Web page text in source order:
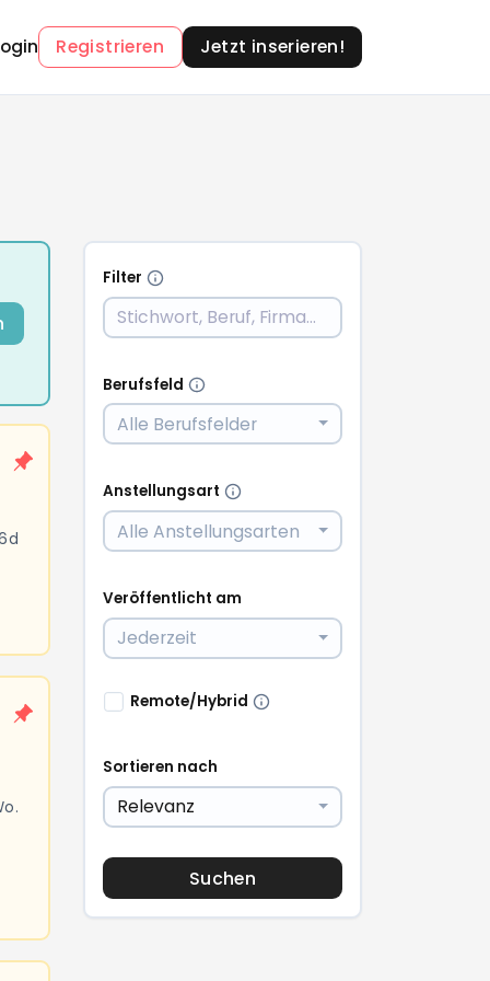
Registrieren Jetzt inserieren!
Filter
Berufsfeld
Alle Berufsfelder
Anstellungsart
Alle Anstellungsarten
Veröffentlicht am
Jederzeit
Remote/Hybrid
Sortieren nach
Relevanz
Suchen